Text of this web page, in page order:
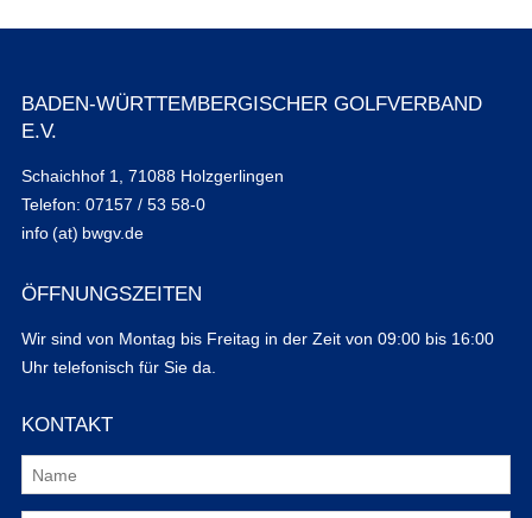
BADEN-WÜRTTEMBERGISCHER GOLFVERBAND
E.V.
Schaichhof 1, 71088 Holzgerlingen
Telefon: 07157 / 53 58-0
info (at) bwgv.de
ÖFFNUNGSZEITEN
Wir sind von Montag bis Freitag in der Zeit von 09:00 bis 16:00
Uhr telefonisch für Sie da.
KONTAKT